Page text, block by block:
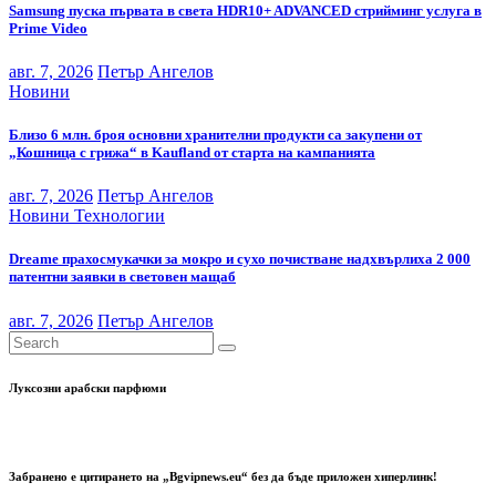
Samsung пуска първата в света HDR10+ ADVANCED стрийминг услуга в
Prime Video
авг. 7, 2026 Петър Ангелов
Новини
Близо 6 млн. броя основни хранителни продукти са закупени от
„Кошница с грижа“ в Kaufland от старта на кампанията
авг. 7, 2026 Петър Ангелов
Новини Технологии
Dreame прахосмукачки за мокро и сухо почистване надхвърлиха 2 000
патентни заявки в световен мащаб
авг. 7, 2026 Петър Ангелов
Луксозни арабски парфюми
Забранено е цитирането на „Bgvipnews.eu“ без да бъде приложен хиперлинк!